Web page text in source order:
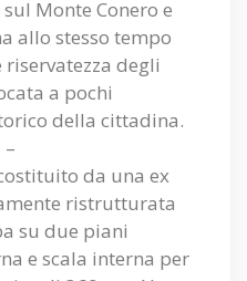
Monte Conero e
allo stesso tempo
degli
a pochi
della cittadina.
–
da una ex
ristrutturata
su due piani
e scala interna per